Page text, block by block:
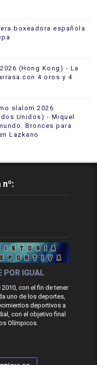
boxeadora española
(Hong Kong) - La
con 4 oros y 4
slalom 2026
Unidos) - Miquel
Bronces para
Lazkano
POR IGUAL
con el fin de tener
uno de los deportes,
deportivos a
con el objetivo final
Olímpicos.